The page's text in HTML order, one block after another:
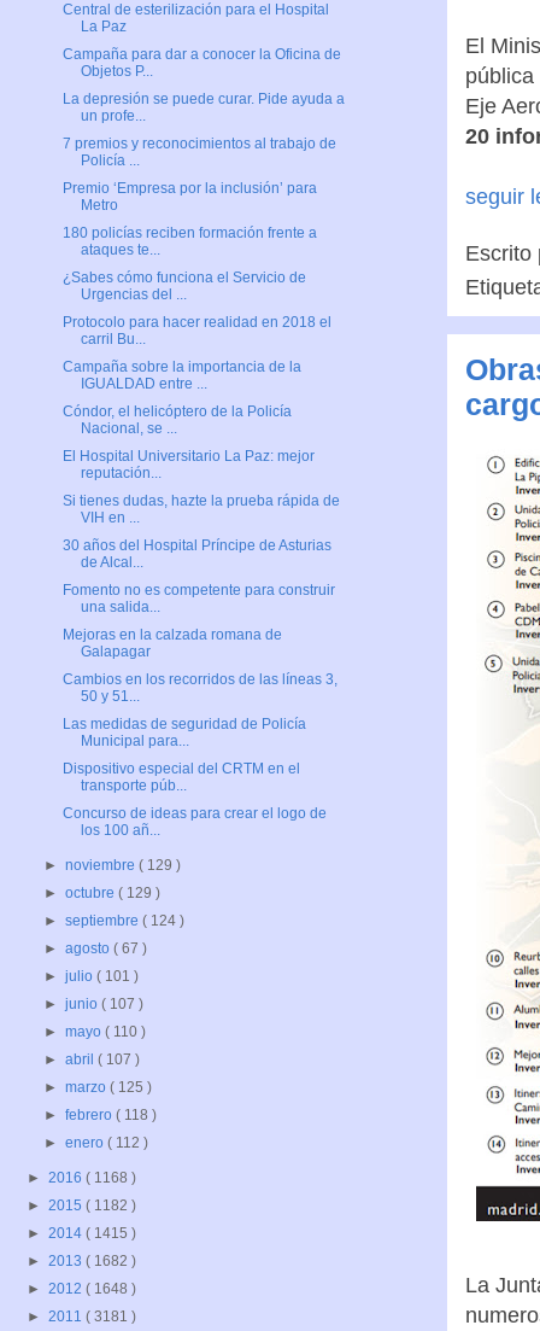
El
Eje
20
seguir
La
Central de esterilización para el Hospital
La Paz
Campaña para dar a conocer la Oficina de
Objetos P...
La depresión se puede curar. Pide ayuda a
un profe...
7 premios y reconocimientos al trabajo de
Policía ...
Premio ‘Empresa por la inclusión’ para
Metro
180 policías reciben formación frente a
ataques te...
¿Sabes cómo funciona el Servicio de
Urgencias del ...
Protocolo para hacer realidad en 2018 el
carril Bu...
Campaña sobre la importancia de la
IGUALDAD entre ...
Cóndor, el helicóptero de la Policía
Nacional, se ...
El Hospital Universitario La Paz: mejor
reputación...
Si tienes dudas, hazte la prueba rápida de
VIH en ...
30 años del Hospital Príncipe de Asturias
de Alcal...
Fomento no es competente para construir
una salida...
Mejoras en la calzada romana de
Galapagar
Cambios en los recorridos de las líneas 3,
50 y 51...
Las medidas de seguridad de Policía
Municipal para...
Dispositivo especial del CRTM en el
transporte púb...
Concurso de ideas para crear el logo de
los 100 añ...
►noviembre( 129 )
►octubre( 129 )
►septiembre( 124 )
►agosto( 67 )
►julio( 101 )
►junio( 107 )
►mayo( 110 )
►abril( 107 )
►marzo( 125 )
►febrero( 118 )
►enero( 112 )
► 2016 ( 1168 )
► 2015 ( 1182 )
► 2014 ( 1415 )
► 2013 ( 1682 )
► 2012 ( 1648 )
► 2011 ( 3181 )